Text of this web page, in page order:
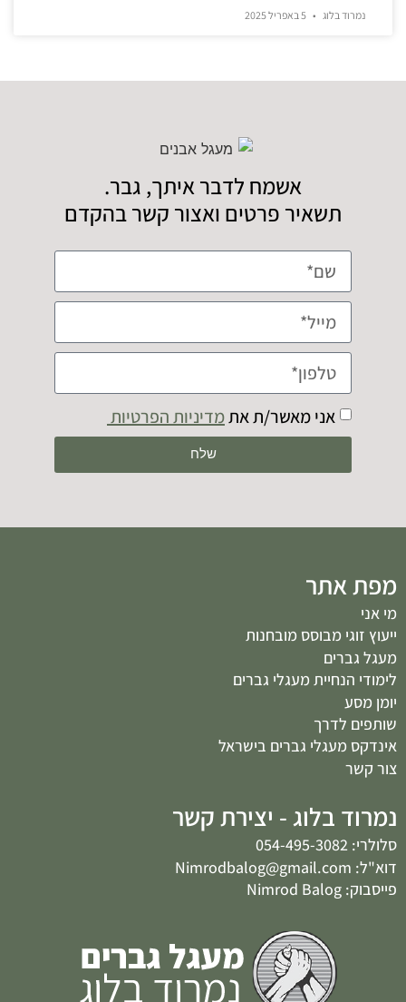
נמרוד בלוג
אשמח לדבר איתך, גבר.
תשאיר פרטים ואצור קשר בהקדם
אני מאשר/ת אתמדיניות הפרטיות
שלח
מפת אתר
מי אני
ייעוץ זוגי מבוסס מובחנות
מעגל גברים
לימודי הנחיית מעגלי גברים
יומן מסע
שותפים לדרך
אינדקס מעגלי גברים בישראל
צור קשר
נמרוד בלוג - יצירת קשר
סלולרי: 054-495-3082
דוא"ל: Nimrodbalog@gmail.com
פייסבוק: Nimrod Balog